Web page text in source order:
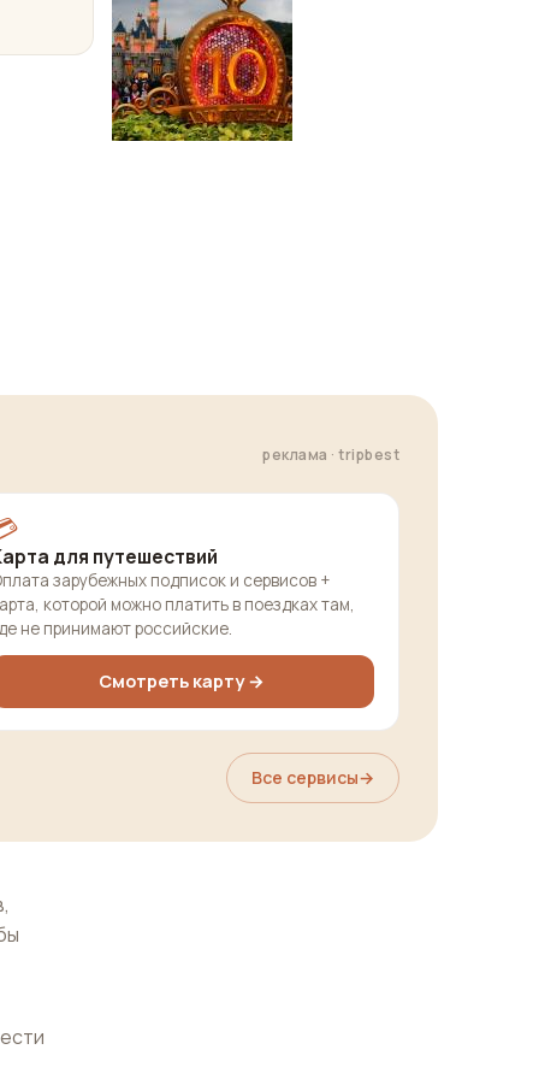
реклама · tripbest
для путешествий
зарубежных подписок и сервисов +
которой можно платить в поездках там,
не принимают российские.
Смотреть карту →
Все сервисы→